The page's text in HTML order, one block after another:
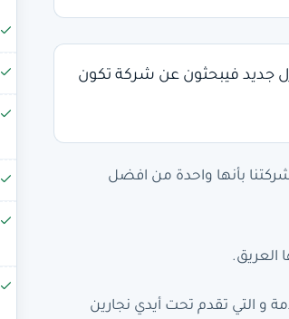
جديد فيبحثون عن شركة تكون
بأنها واحدة من افضل
العريق.
و التي تقدم تحت أيدي نجارين